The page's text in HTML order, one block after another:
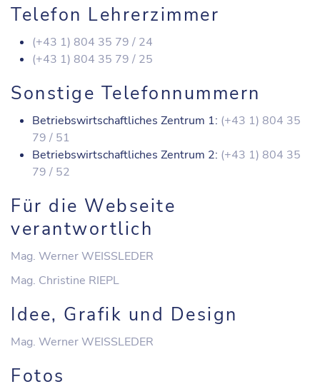
Telefon Lehrerzimmer
(+43 1) 804 35 79 / 24
(+43 1) 804 35 79 / 25
Sonstige Telefonnummern
Betriebswirtschaftliches Zentrum 1: (+43 1) 804 35
79 / 51
Betriebswirtschaftliches Zentrum 2: (+43 1) 804 35
79 / 52
Für die Webseite
verantwortlich
Mag. Werner WEISSLEDER
Mag. Christine RIEPL
Idee, Grafik und Design
Mag. Werner WEISSLEDER
Fotos